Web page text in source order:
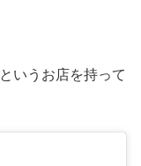
というお店を持って